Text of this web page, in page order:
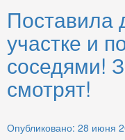
Поставила
участке и
соседями!
смотрят!
Опубликовано: 28 июня